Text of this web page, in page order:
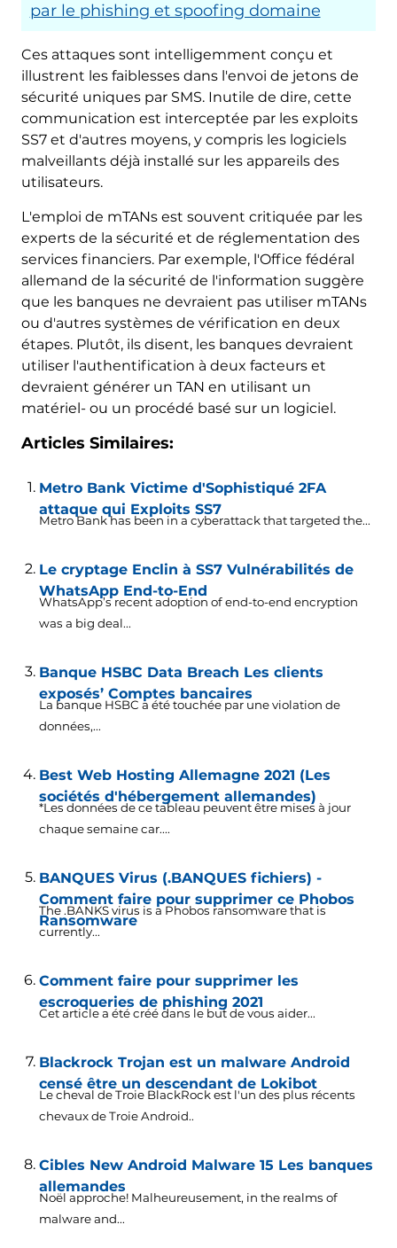
par le phishing et spoofing domaine
Ces attaques sont intelligemment conçu et
illustrent les faiblesses dans l'envoi de jetons de
sécurité uniques par SMS. Inutile de dire, cette
communication est interceptée par les exploits
SS7 et d'autres moyens, y compris les logiciels
malveillants déjà installé sur les appareils des
utilisateurs.
L'emploi de mTANs est souvent critiquée par les
experts de la sécurité et de réglementation des
services financiers. Par exemple, l'Office fédéral
allemand de la sécurité de l'information suggère
que les banques ne devraient pas utiliser mTANs
ou d'autres systèmes de vérification en deux
étapes. Plutôt, ils disent, les banques devraient
utiliser l'authentification à deux facteurs et
devraient générer un TAN en utilisant un
matériel- ou un procédé basé sur un logiciel.
Articles Similaires:
Metro Bank Victime d'Sophistiqué 2FA
attaque qui Exploits SS7
Metro Bank has been in a cyberattack that targeted the...
Le cryptage Enclin à SS7 Vulnérabilités de
WhatsApp End-to-End
WhatsApp’s recent adoption of end-to-end encryption
was a big deal...
Banque HSBC Data Breach Les clients
exposés’ Comptes bancaires
La banque HSBC a été touchée par une violation de
données,...
Best Web Hosting Allemagne 2021 (Les
sociétés d'hébergement allemandes)
*Les données de ce tableau peuvent être mises à jour
chaque semaine car....
BANQUES Virus (.BANQUES fichiers) -
Comment faire pour supprimer ce Phobos
Ransomware
The .BANKS virus is a Phobos ransomware that is
currently...
Comment faire pour supprimer les
escroqueries de phishing 2021
Cet article a été créé dans le but de vous aider...
Blackrock Trojan est un malware Android
censé être un descendant de Lokibot
Le cheval de Troie BlackRock est l'un des plus récents
chevaux de Troie Android..
Cibles New Android Malware 15 Les banques
allemandes
Noël approche! Malheureusement, in the realms of
malware and...